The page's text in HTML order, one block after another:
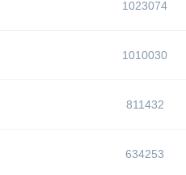
1023074
1010030
811432
634253